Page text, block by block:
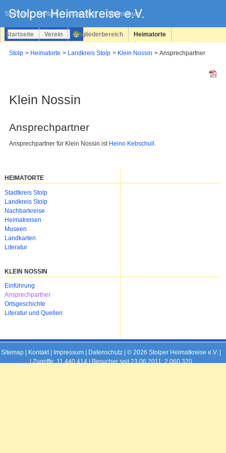
Sitemap Kontakt Impressum Datenschutz
überspringen
Startseite Verein Mitgliederbereich Heimatorte
Stolp Heimatorte Landkreis Stolp Klein Nossin Ansprechpartner
Klein Nossin
Ansprechpartner
Ansprechpartner für Klein Nossin ist Heino Kebschull .
HEIMATORTE
Navigation
überspringen
Stadtkreis Stolp
Landkreis Stolp
Nachbarkreise
Heimatreisen
Museen
Landkarten
Literatur
KLEIN NOSSIN
Navigation
überspringen
Einführung
Ansprechpartner
Ortsgeschichte
Literatur und Quellen
Sitemap| Kontakt| Impressum| Datenschutz| © 2026 Stolper Heimatkreise e.V. |
| Zugriffe: 11.440.414 | Besucher seit 23.06.2011: 2.060.320